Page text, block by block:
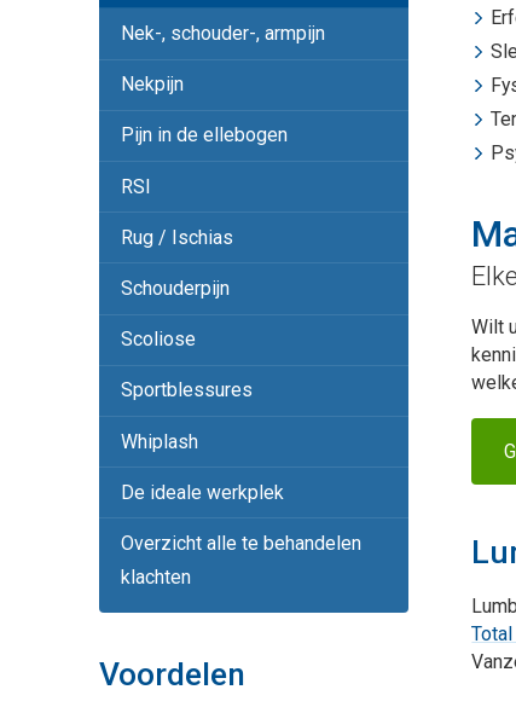
Nek-, schouder-, armpijn
Nekpijn
Pijn in de ellebogen
RSI
Rug / Ischias
Schouderpijn
Scoliose
Sportblessures
Whiplash
De ideale werkplek
Overzicht alle te behandelen
klachten
Voordelen
Wilt